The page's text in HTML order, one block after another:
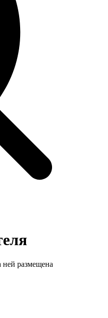
размещена